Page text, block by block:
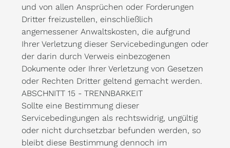
und von allen Ansprüchen oder Forderungen
Dritter freizustellen, einschließlich
angemessener Anwaltskosten, die aufgrund
Ihrer Verletzung dieser Servicebedingungen oder
der darin durch Verweis einbezogenen
Dokumente oder Ihrer Verletzung von Gesetzen
oder Rechten Dritter geltend gemacht werden.
ABSCHNITT 15 - TRENNBARKEIT
Sollte eine Bestimmung dieser
Servicebedingungen als rechtswidrig, ungültig
oder nicht durchsetzbar befunden werden, so
bleibt diese Bestimmung dennoch im